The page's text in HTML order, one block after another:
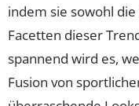
indem sie sowohl
Facetten dieser
spannend wird es,
Fusion von